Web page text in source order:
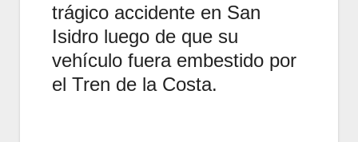
trágico accidente en San
Isidro luego de que su
vehículo fuera embestido por
el Tren de la Costa.